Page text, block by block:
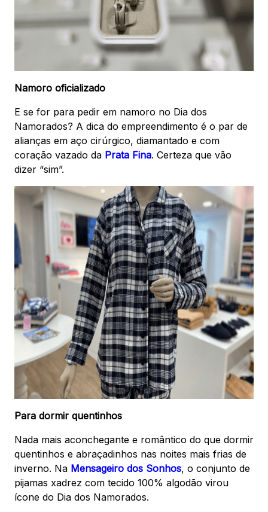
Namoro oficializado
E se for para pedir em namoro no Dia dos
Namorados? A dica do empreendimento é o par de
alianças em aço cirúrgico, diamantado e com
coração vazado da Prata Fina. Certeza que vão
dizer “sim”.
Para dormir quentinhos
Nada mais aconchegante e romântico do que dormir
quentinhos e abraçadinhos nas noites mais frias de
inverno. Na Mensageiro dos Sonhos, o conjunto de
pijamas xadrez com tecido 100% algodão virou
ícone do Dia dos Namorados.